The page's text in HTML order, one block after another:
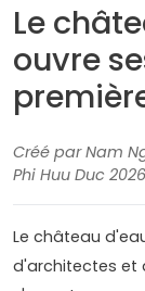
Le
ouvre
Créé par Nam
Phi Huu Duc
Le château
d'architectes et